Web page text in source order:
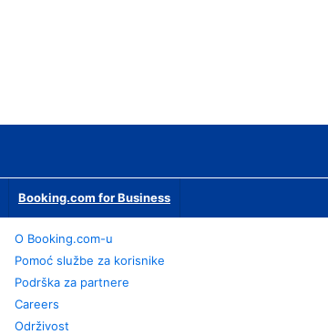
Booking.com for Business
O Booking.com-u
Pomoć službe za korisnike
Podrška za partnere
Careers
Održivost